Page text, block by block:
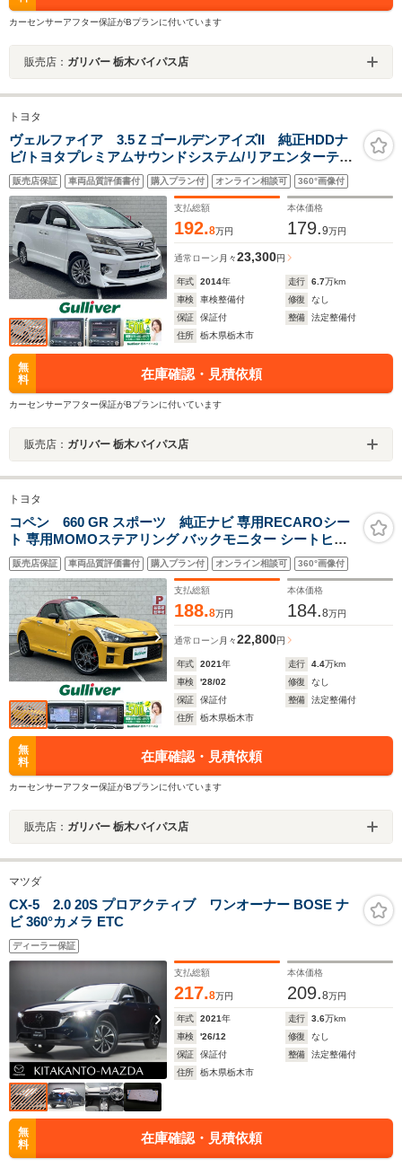
カーセンサーアフター保証がBプランに付いています
販売店： ガリバー 栃木バイパス店
トヨタ
ヴェルファイア 3.5 Z ゴールデンアイズII 純正HDDナ
ビ/トヨタプレミアムサウンドシステム/リアエンターテイ
メントシステム(後席モニター)/ツインムーンルーフ/モデ
リスタ エアロ(フロント/リアスカート)/100V電源/ビルト
インETC
販売店保証 車両品質評価書付 購入プラン付 オンライン相談可 360°画像付
支払総額
192.8万円
本体価格
179.9万円
通常ローン 月々23,300円
年式 2014年 走行 6.7万km
車検
車検整備付 修復
なし
保証
保証付 整備
法定整備付
住所
栃木県栃木市
無
料
在庫確認・見積依頼
カーセンサーアフター保証がBプランに付いています
販売店： ガリバー 栃木バイパス店
トヨタ
コペン 660 GR スポーツ 純正ナビ 専用RECAROシー
ト 専用MOMOステアリング バックモニター シートヒー
ター ETC フルセグTV Bluetoothオーディオ ドライブレ
コーダー ステアリングスイッチ スマートキー BBS製16
インチAW
販売店保証 車両品質評価書付 購入プラン付 オンライン相談可 360°画像付
支払総額
188.8万円
本体価格
184.8万円
通常ローン 月々22,800円
年式 2021年 走行 4.4万km
車検
'28/02 修復
なし
保証
保証付 整備
法定整備付
住所
栃木県栃木市
無
料
在庫確認・見積依頼
カーセンサーアフター保証がBプランに付いています
販売店： ガリバー 栃木バイパス店
マツダ
CX-5 2.0 20S プロアクティブ ワンオーナー BOSE ナ
ビ 360°カメラ ETC
ディーラー保証
支払総額
217.8万円
本体価格
209.8万円
年式 2021年 走行 3.6万km
車検
'26/12 修復
なし
保証
保証付 整備
法定整備付
住所
栃木県栃木市
無
料
在庫確認・見積依頼